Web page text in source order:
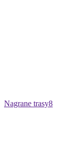
Nagrane trasy8